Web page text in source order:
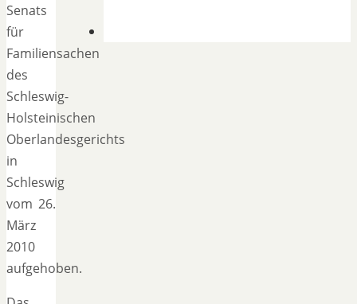
Senats
für
Familiensachen
des
Schleswig-
Holsteinischen
Oberlandesgerichts
in
Schleswig
vom 26.
März
2010
aufgehoben.